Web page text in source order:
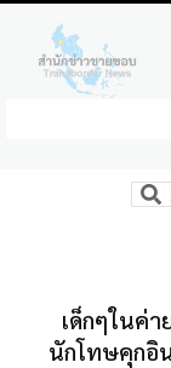
เด็กๆในค่
นักโทษคุกอิ